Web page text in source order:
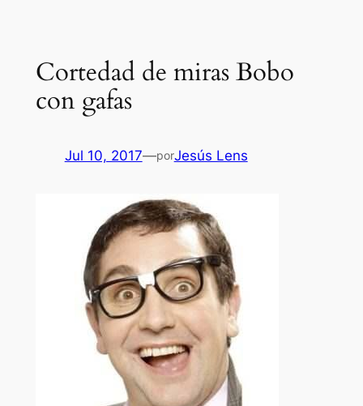
Cortedad de miras Bobo
con gafas
Jul 10, 2017—porJesús Lens